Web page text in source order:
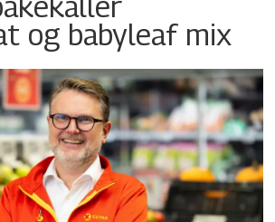
og babyleaf mix